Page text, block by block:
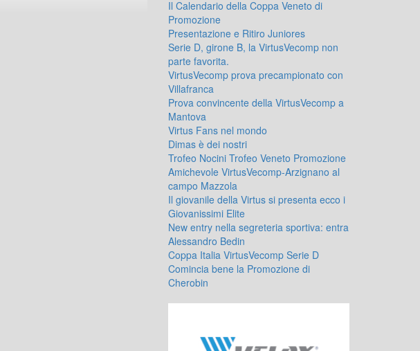
Il Calendario della Coppa Veneto di
Promozione
Presentazione e Ritiro Juniores
Serie D, girone B, la VirtusVecomp non
parte favorita.
VirtusVecomp prova precampionato con
Villafranca
Prova convincente della VirtusVecomp a
Mantova
Virtus Fans nel mondo
Dimas è dei nostri
Trofeo Nocini Trofeo Veneto Promozione
Amichevole VirtusVecomp-Arzignano al
campo Mazzola
Il giovanile della Virtus si presenta ecco i
Giovanissimi Elite
New entry nella segreteria sportiva: entra
Alessandro Bedin
Coppa Italia VirtusVecomp Serie D
Comincia bene la Promozione di
Cherobin